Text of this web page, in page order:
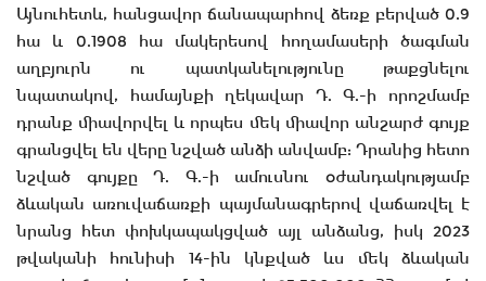
Այնուհետև, հանցավոր ճանապարհով ձեռք բերված 0.9
հա և 0.1908 հա մակերեսով հողամասերի ծագման
աղբյուրն ու պատկանելությունը թաքցնելու
նպատակով, համայնքի ղեկավար Դ. Գ.-ի որոշմամբ
դրանք միավորվել և որպես մեկ միավոր անշարժ գույք
գրանցվել են վերը նշված անձի անվամբ: Դրանից հետո
նշված գույքը Դ. Գ.-ի ամուսնու օժանդակությամբ
ձևական առուվաճառքի պայմանագրերով վաճառվել է
նրանց հետ փոխկապակցված այլ անձանց, իսկ 2023
թվականի հունիսի 14-ին կնքված ևս մեկ ձևական